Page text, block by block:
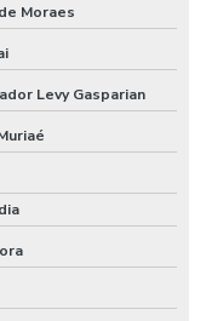
Moraes
Levy Gasparian